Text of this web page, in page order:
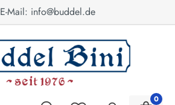
E-Mail: info@buddel.de
0